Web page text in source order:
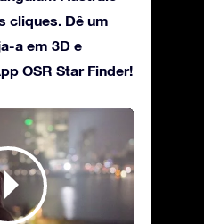
cliques. Dê um
a em 3D e
OSR Star Finder!